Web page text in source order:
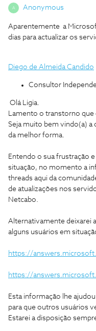
A Anonymous
Aparentemente a
dias para actualizar os
Diego de Almeida Candido
Consultor
Olá Ligia.
Lamento o transtorno que
Seja muito bem vindo(a) a
da melhor forma.
Entendo o sua frustração
situação, no momento a
threads aqui da
de atualizações nos
Netcabo.
Alternativamente deixarei
alguns usuários em
https://
https://
Esta informação lhe
para que outros usuários
Estarei a disposição